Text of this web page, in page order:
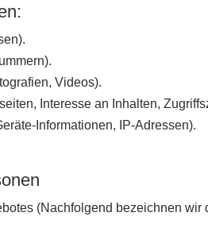
Videos).
Interesse an Inhalten,
Informationen, IP-Adressen).
(Nachfolgend bezeichnen wir